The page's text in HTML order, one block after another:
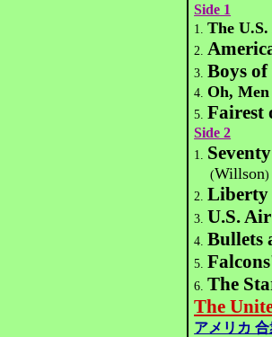
Side 1
1.The
2.
3.Boys
4. Oh,
5. Fairest
Side 2
1.
(Willson)
2. Liberty
3. U.S.
4.Bullets
5.
6. The
The
アメリカ